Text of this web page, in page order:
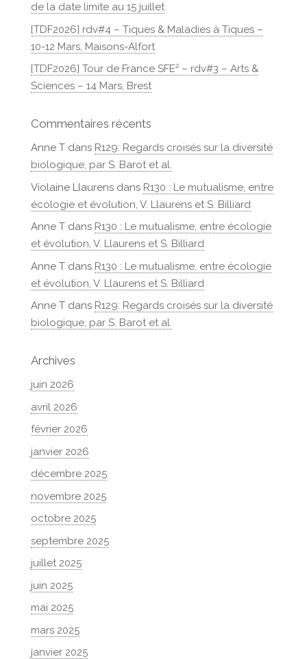
de la date limite au 15 juillet
[TDF2026] rdv#4 – Tiques & Maladies à Tiques –
10-12 Mars, Maisons-Alfort
[TDF2026] Tour de France SFE² – rdv#3 – Arts &
Sciences – 14 Mars, Brest
Commentaires récents
Anne Tdans R129: Regards croisés sur la diversité
biologique, par S. Barot et al.
Violaine Llaurensdans R130 : Le mutualisme, entre
écologie et évolution, V. Llaurens et S. Billiard
Anne Tdans R130 : Le mutualisme, entre écologie
et évolution, V. Llaurens et S. Billiard
Anne Tdans R130 : Le mutualisme, entre écologie
et évolution, V. Llaurens et S. Billiard
Anne Tdans R129: Regards croisés sur la diversité
biologique, par S. Barot et al.
Archives
juin 2026
avril 2026
février 2026
janvier 2026
décembre 2025
novembre 2025
octobre 2025
septembre 2025
juillet 2025
juin 2025
mai 2025
mars 2025
janvier 2025